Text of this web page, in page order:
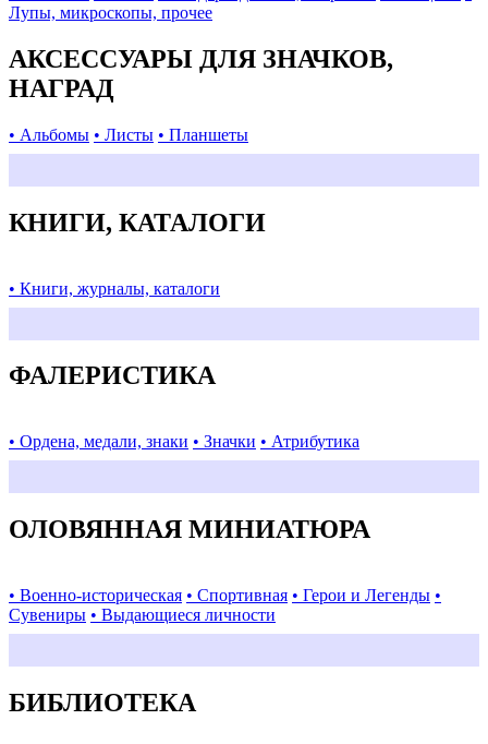
Лупы, микроскопы, прочее
АКСЕССУАРЫ ДЛЯ ЗНАЧКОВ,
НАГРАД
• Альбомы • Листы • Планшеты
КНИГИ, КАТАЛОГИ
• Книги, журналы, каталоги
ФАЛЕРИСТИКА
• Ордена, медали, знаки • Значки • Атрибутика
ОЛОВЯННАЯ МИНИАТЮРА
• Военно-историческая • Спортивная • Герои и Легенды •
Сувениры • Выдающиеся личности
БИБЛИОТЕКА